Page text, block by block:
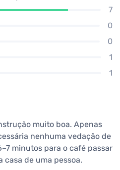
7
0
0
1
1
muito boa. Apenas
nenhuma vedação de
minutos para o café passar
casa de uma pessoa.